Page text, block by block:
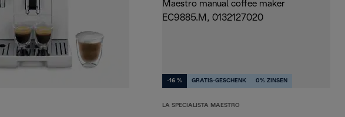
-16 % GRATIS-GESCHENK 0% ZINSEN
LA SPECIALISTA MAESTRO